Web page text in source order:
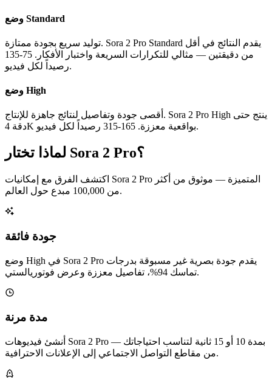
وضع Standard
توليد سريع بجودة ممتازة. Sora 2 Pro Standard يقدم النتائج في أقل
من دقيقتين — مثالي للتكرارات السريعة واختبار الأفكار. 75-135
رصيداً لكل فيديو.
وضع High
أقصى جودة وتفاصيل لنتائج جاهزة للإنتاج. Sora 2 Pro High ينتج حتى
دقة 4K بواقعية معززة. 165-315 رصيداً لكل فيديو.
لماذا تختار Sora 2 Pro؟
اكتشف الفرق مع إمكانيات Sora 2 Pro المتميزة — موثوق من أكثر
من 100,000 مبدع حول العالم.
جودة فائقة
وضع High في Sora 2 Pro يقدم جودة بصرية غير مسبوقة بدرجات
تماسك 94%، تفاصيل معززة وعرض فوتوريالستي.
مدة مرنة
أنشئ فيديوهات Sora 2 Pro بمدة 10 أو 15 ثانية لتناسب احتياجاتك —
من مقاطع التواصل الاجتماعي إلى الإعلانات الاحترافية.